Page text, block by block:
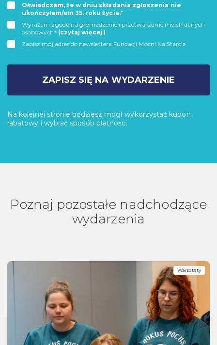
Oświadczam, że w dniu składania zgłoszenia nie
ukończyłam/em 35. roku życia.*
Wyrażam zgodę na gromadzenie i przetwarzanie moich danych
osobowych* (czytaj więcej)
Zapisz mój adres do newslettera Fundacji Mocni Na Starcie
ZAPISZ SIĘ NA WYDARZENIE
Na kolejnej stronie będziesz mógł wykorzystać kupon
rabatowy i wybrać sposób płatności
Poznaj pozostałe nadchodzące
wydarzenia
Warsztaty